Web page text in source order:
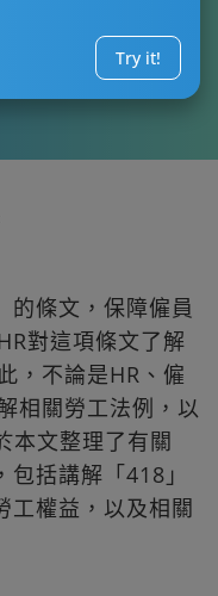
Try it!
的條文，保障僱員
對這項條文了解
，不論是HR、僱
相關勞工法例，以
本文整理了有關
包括講解「418」
工權益，以及相關